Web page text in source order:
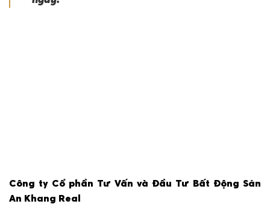
Công ty Cổ phần Tư Vấn và Đầu Tư Bất Động Sản
An Khang Real